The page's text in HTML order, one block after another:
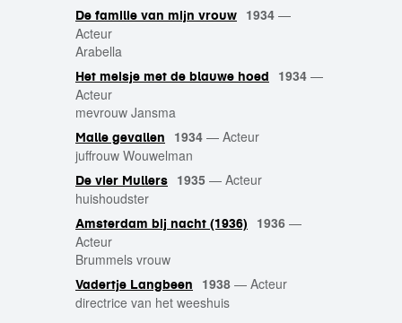
De familie van mijn vrouw 1934 —
Acteur
Arabella
Het meisje met de blauwe hoed 1934 —
Acteur
mevrouw Jansma
Malle gevallen 1934 — Acteur
juffrouw Wouwelman
De vier Mullers 1935 — Acteur
huishoudster
Amsterdam bij nacht (1936) 1936 —
Acteur
Brummels vrouw
Vadertje Langbeen 1938 — Acteur
directrice van het weeshuis